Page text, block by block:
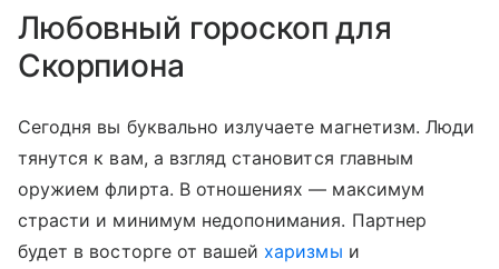
Любовный гороскоп для
Скорпиона
Сегодня вы буквально излучаете магнетизм. Люди
тянутся к вам, а взгляд становится главным
оружием флирта. В отношениях — максимум
страсти и минимум недопонимания. Партнер
будет в восторге от вашей харизмы и